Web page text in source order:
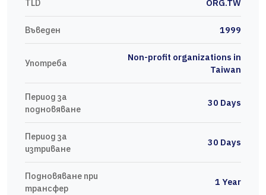
TLD ORG.TW
Въведен 1999
Употреба
Non-profit organizations in
Taiwan
Период за
подновяване
30 Days
Период за
изтриване
30 Days
Подновяване при
трансфер
1 Year